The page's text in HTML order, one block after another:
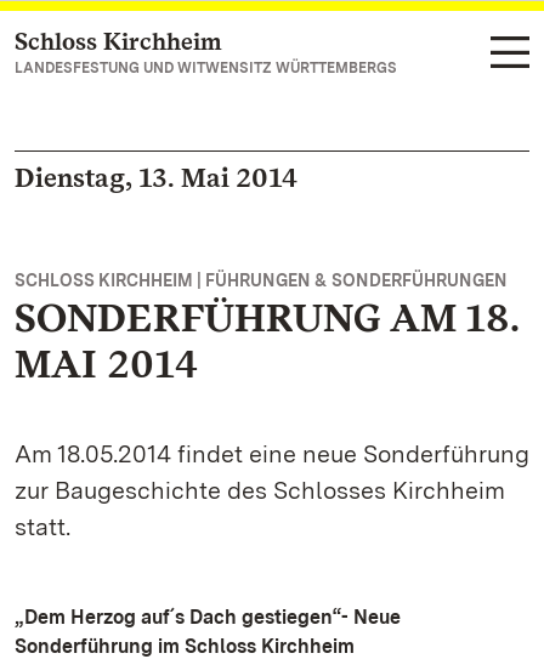
Zum Hauptinhalt springen
Schloss Kirchheim
LANDESFESTUNG UND WITWENSITZ WÜRTTEMBERGS
Dienstag, 13. Mai 2014
SCHLOSS KIRCHHEIM | FÜHRUNGEN & SONDERFÜHRUNGEN
SONDERFÜHRUNG AM 18.
MAI 2014
Am 18.05.2014 findet eine neue Sonderführung
zur Baugeschichte des Schlosses Kirchheim
statt.
„Dem Herzog auf´s Dach gestiegen“- Neue
Sonderführung im Schloss Kirchheim